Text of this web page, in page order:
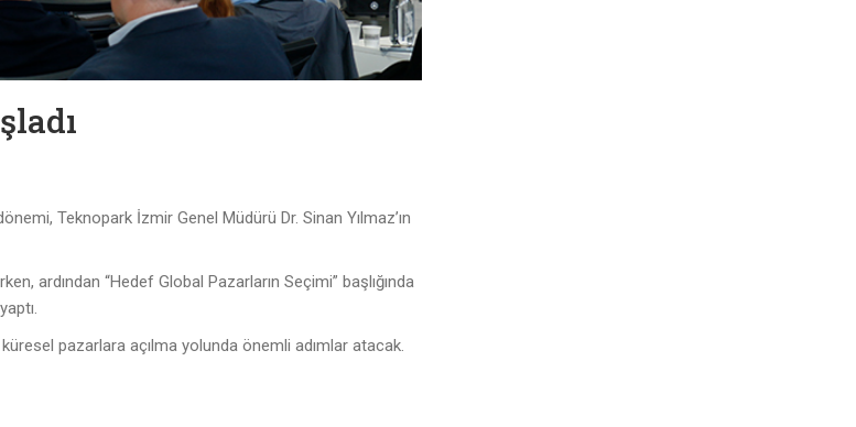
Teknopark İzmir Genel Müdürü Dr. Sinan Yılmaz’ın
ardından “Hedef Global Pazarların Seçimi” başlığında
pazarlara açılma yolunda önemli adımlar atacak.